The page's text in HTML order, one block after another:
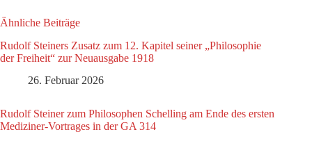
Ähnliche Beiträge
Rudolf Steiners Zusatz zum 12. Kapitel seiner „Philosophie
der Freiheit“ zur Neuausgabe 1918
26. Februar 2026
Rudolf Steiner zum Philosophen Schelling am Ende des ersten
Mediziner-Vortrages in der GA 314